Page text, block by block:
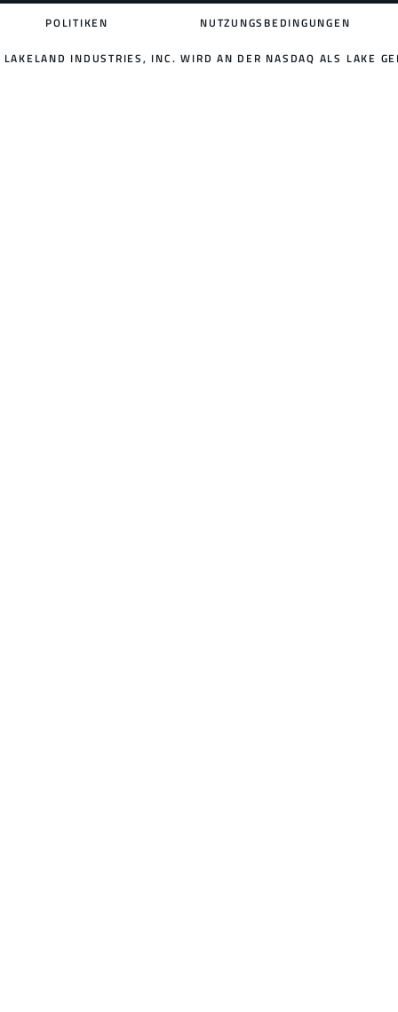
POLITIKEN NUTZUNGSBEDINGUNGEN
LAKELAND INDUSTRIES, INC. WIRD AN DER NASDAQ ALS LAKE